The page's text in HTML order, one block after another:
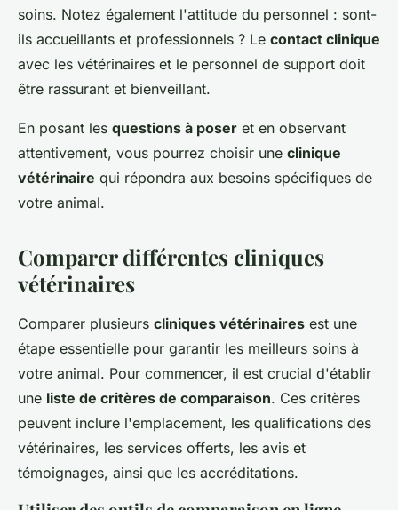
soins. Notez également l'attitude du personnel : sont-
ils accueillants et professionnels ? Le contact clinique
avec les vétérinaires et le personnel de support doit
être rassurant et bienveillant.
En posant les questions à poser et en observant
attentivement, vous pourrez choisir une clinique
vétérinaire qui répondra aux besoins spécifiques de
votre animal.
Comparer différentes cliniques
vétérinaires
Comparer plusieurs cliniques vétérinaires est une
étape essentielle pour garantir les meilleurs soins à
votre animal. Pour commencer, il est crucial d'établir
une liste de critères de comparaison. Ces critères
peuvent inclure l'emplacement, les qualifications des
vétérinaires, les services offerts, les avis et
témoignages, ainsi que les accréditations.